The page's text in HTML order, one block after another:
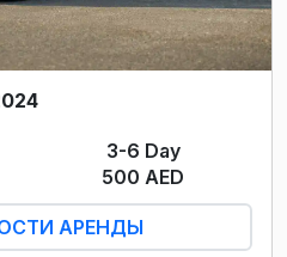
3-6 Day
500 AED
АРЕНДЫ